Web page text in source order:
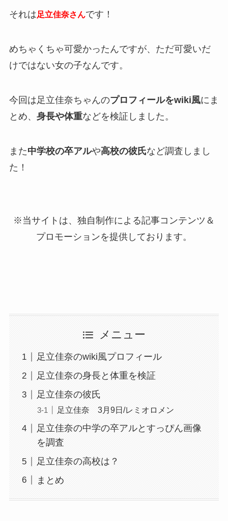
それは足立佳奈さんです！
めちゃくちゃ可愛かったんですが、ただ可愛いだ
けではない女の子なんです。
今回は足立佳奈ちゃんのプロフィールをwiki風にま
とめ、 身長や体重などを検証しました。
また中学校の卒アルや高校の彼氏など調査しまし
た！
※当サイトは、独自制作による記事コンテンツ＆
プロモーションを提供しております。
メニュー
足立佳奈のwiki風プロフィール
足立佳奈の身長と体重を検証
足立佳奈の彼氏
足立佳奈 3月9日/レミオロメン
足立佳奈の中学の卒アルとすっぴん画像
を調査
足立佳奈の高校は？
まとめ